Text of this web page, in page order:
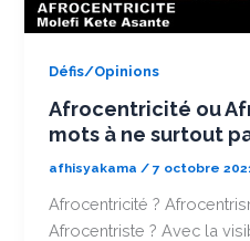
Défis/Opinions
Afrocentricité ou
mots à ne surtout
afhisyakama/7 octobre
Afrocentricité ?
Afrocentriste ? Avec la